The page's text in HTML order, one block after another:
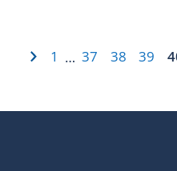
1 … 37 38 39